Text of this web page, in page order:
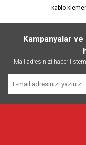
kablo
Kampanyalar
Mail adresinizi haber